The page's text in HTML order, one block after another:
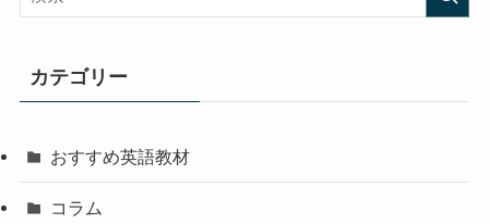
カテゴリー
おすすめ英語教材
コラム